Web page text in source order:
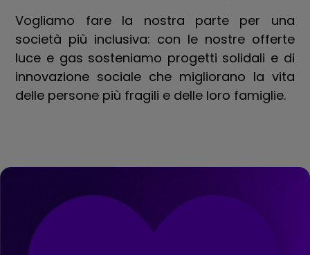
Vogliamo fare la nostra parte per una
società più inclusiva: con le nostre offerte
luce e gas sosteniamo progetti solidali e di
innovazione sociale che migliorano la vita
delle persone più fragili e delle loro famiglie.